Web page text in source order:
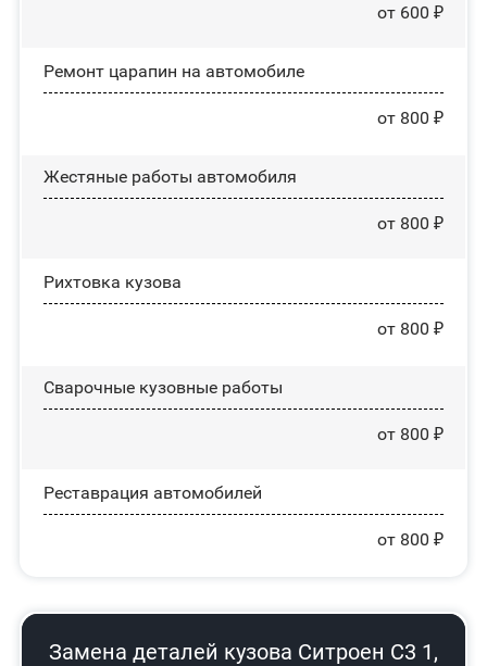
от 600 ₽
Ремонт царапин на автомобиле
от 800 ₽
Жестяные работы автомобиля
от 800 ₽
Рихтовка кузова
от 800 ₽
Сварочные кузовные работы
от 800 ₽
Реставрация автомобилей
от 800 ₽
Замена деталей кузова Ситроен С3 1,